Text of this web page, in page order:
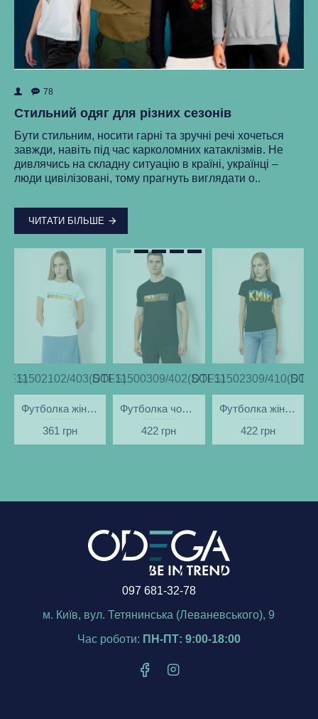
78
Стильний одяг для різних сезонів
Бути стильним, носити гарні та зручні речі хочеться
завжди, навіть під час карколомних катаклізмів. Не
дивлячись на складну ситуацію в країні, українці –
люди цивілізовані, тому прагнуть виглядати о..
ЧИТАТИ БІЛЬШЕ
403(SOLS)
Футболка жіноча Ukraine Поле біла - DTF11502
361 грн
DTF11500309/402(SOLS)
Футболка чоловіча Ukraine Вечір чорна - DTF11500
422 грн
DTF11502309/
Футболка жіноча Київ вечірній чорна - DTF11502
422 грн
097 681-32-78
м. Київ, вул. Тетянинська (Леваневського), 9
Час роботи: ПН-ПТ: 9:00-18:00